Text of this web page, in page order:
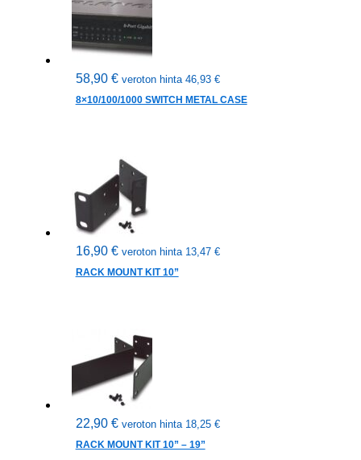
58,90 € veroton hinta 46,93 €
8×10/100/1000 SWITCH METAL CASE
16,90 € veroton hinta 13,47 €
RACK MOUNT KIT 10”
22,90 € veroton hinta 18,25 €
RACK MOUNT KIT 10” – 19”